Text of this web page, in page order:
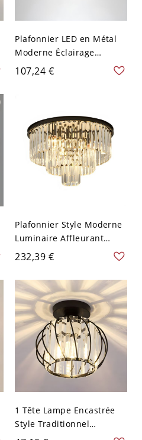
Plafonnier LED en Métal
Moderne Éclairage
Encastré à Abat-Jour en
Verre Clair Sphérique -
107,24 €
Plafonnier Style Moderne
Luminaire Affleurant
Design de Cône Abat-Jour
en Cristal - Noir 110 V-120
V 50,8 cm
232,39 €
1 Tête Lampe Encastrée
Style Traditionnel
Plafonnier Cylindre en